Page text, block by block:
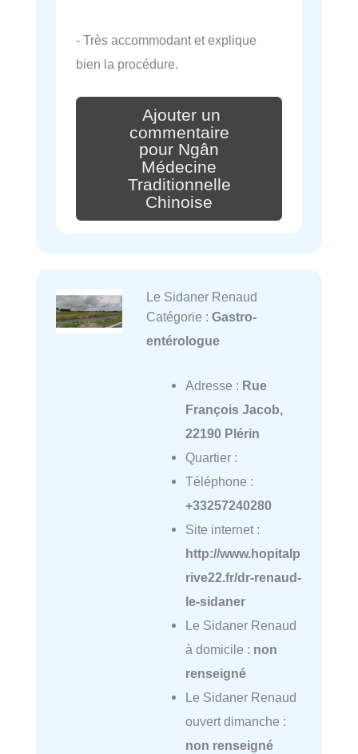
- Très accommodant et explique
bien la procédure.
Ajouter un
commentaire
pour Ngân
Médecine
Traditionnelle
Chinoise
Le Sidaner Renaud
Catégorie : Gastro-
entérologue
Adresse : Rue
François Jacob,
22190 Plérin
Quartier :
Téléphone :
+33257240280
Site internet :
http://www.hopitalp
rive22.fr/dr-renaud-
le-sidaner
Le Sidaner Renaud
à domicile : non
renseigné
Le Sidaner Renaud
ouvert dimanche :
non renseigné